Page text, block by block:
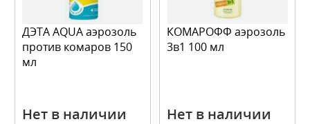
ДЭТА AQUA аэрозоль
против комаров 150
мл
Нет в наличии
КОМАРОФФ аэрозоль
3в1 100 мл
Нет в наличии